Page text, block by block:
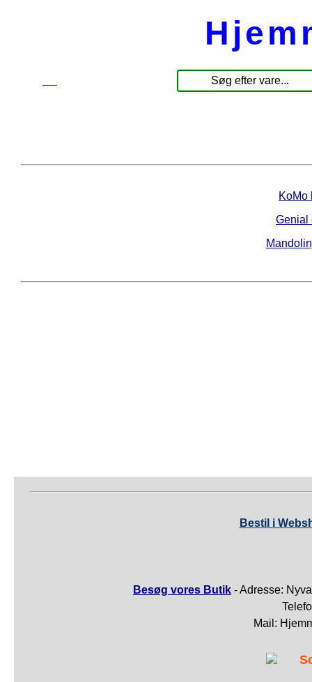
KoMo
Genial
Bestil i
Besøg vores Butik - Adresse:
Mail: